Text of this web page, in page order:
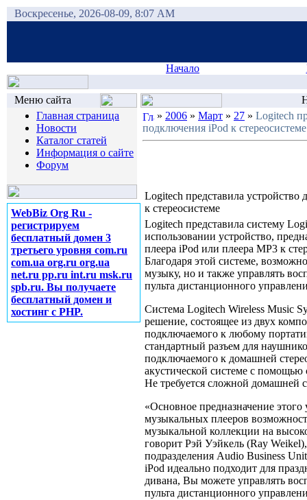
Воскресенье, 2026-08-09, 8:07 AM
Начало
Меню сайта
Главная страница
Новости
Каталог статей
Информация о сайте
Форум
WebBiz Org Ru -
регистрируем
бесплатный домен 3
третьего уровня com.ru
com.ua org.ru org.ua
net.ru pp.ru int.ru msk.ru
spb.ru. Вы получаете
бесплатный домен и
хостинг с PHP.
» 2006 » Март » 27 » Logitech
подключения iPod к стереосистеме
Logitech представила
к стереосистеме
Logitech представила систему
использовании устройство,
плеера iPod или плеера MP3 к
Благодаря этой системе,
музыку, но и также управлять
пульта дистанционного
Система Logitech Wireless Music
решение, состоящее из двух
подключаемого к любому
стандартный разъем для
подключаемого к домашней
акустической системе с
Не требуется сложной домашней
«Основное предназначение
музыкальных плееров
музыкальной коллекции на
говорит Рэй Уэйкель (Ray
подразделения Audio Business
iPod идеально подходит для
дивана, Вы можете управлять
пульта дистанционного